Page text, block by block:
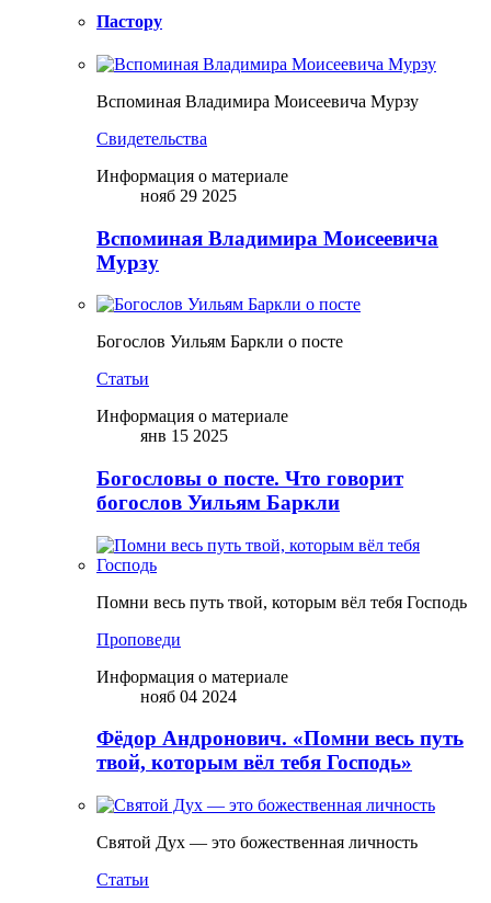
Пастору
Вспоминая Владимира Моисеевича Мурзу
Свидетельства
Информация о материале
нояб 29 2025
Вспоминая Владимира Моисеевича
Мурзу
Богослов Уильям Баркли о посте
Статьи
Информация о материале
янв 15 2025
Богословы о посте. Что говорит
богослов Уильям Баркли
Помни весь путь твой, которым вёл тебя Господь
Проповеди
Информация о материале
нояб 04 2024
Фёдор Андронович. «Помни весь путь
твой, которым вёл тебя Господь»
Святой Дух — это божественная личность
Статьи